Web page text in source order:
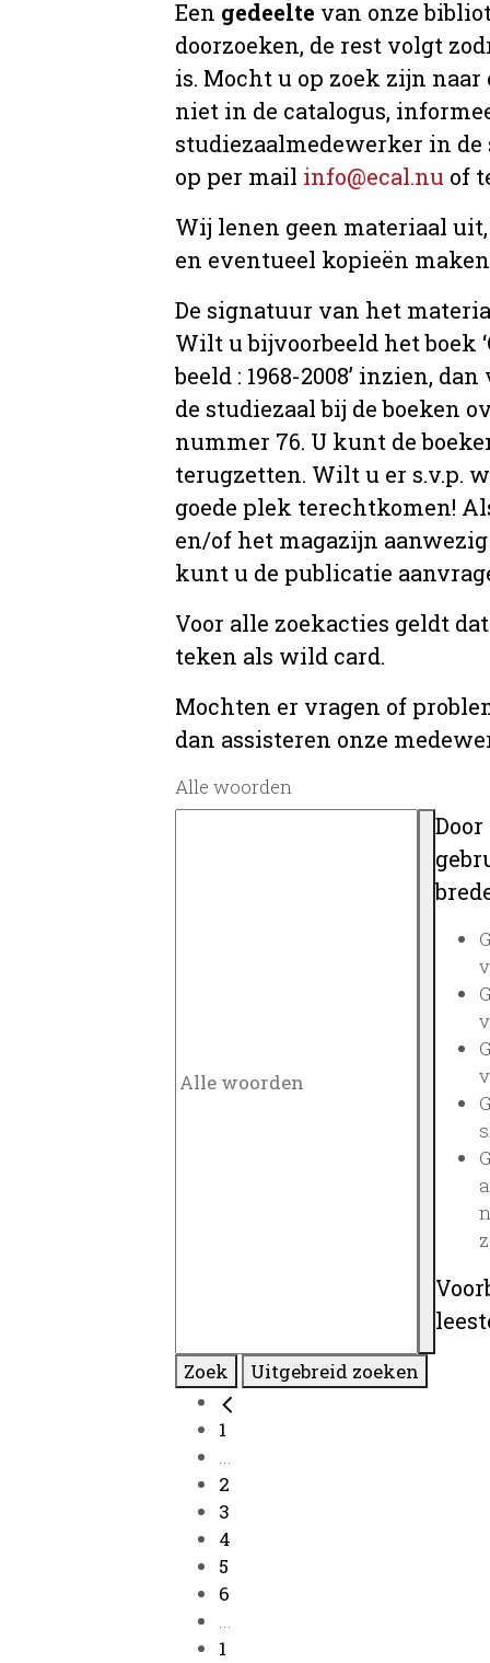
Een gedeelte van onze
doorzoeken, de rest volgt
is. Mocht u op zoek zijn
niet in de catalogus,
studiezaalmedewerker in
op per mail info@ecal.nu of
Wij lenen geen materiaal
en eventueel kopieën
De signatuur van het
Wilt u bijvoorbeeld het boek
beeld : 1968-2008’ inzien,
de studiezaal bij de boeken
nummer 76. U kunt de
terugzetten. Wilt u er s.v.p.
goede plek terechtkomen!
en/of het magazijn
kunt u de publicatie
Voor alle zoekacties geldt
teken als wild card.
Mochten er vragen of
dan assisteren onze
Alle woorden
Zoek Uitgebreid zoeken
1
...
2
3
4
5
6
...
1